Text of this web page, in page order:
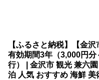
【ふるさと納税】【金
有効期間3年（3,000円
行） | 金沢市 観光 兼六
泊 人気 おすすめ 海鮮